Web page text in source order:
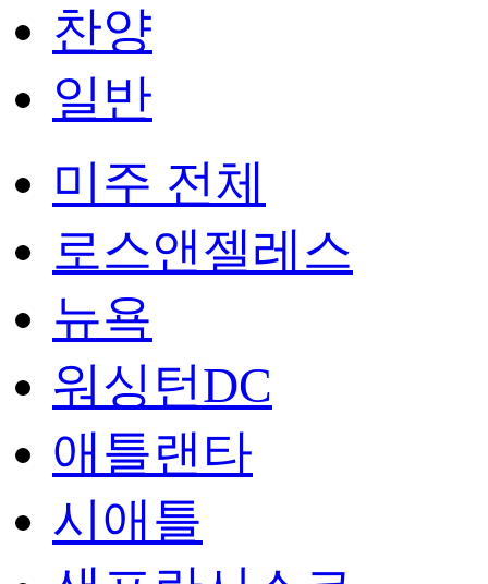
찬양
일반
미주 전체
로스앤젤레스
뉴욕
워싱턴DC
애틀랜타
시애틀